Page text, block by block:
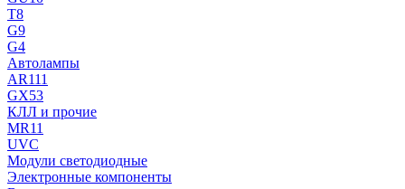
T8
G9
G4
Автолампы
AR111
GX53
КЛЛ и прочие
MR11
UVC
Модули светодиодные
Электронные компоненты